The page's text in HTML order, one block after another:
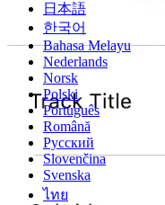
日本語
한국어
Bahasa Melayu
Nederlands
Norsk
Polski
Português
Română
Русский
Slovenčina
Svenska
ไทย